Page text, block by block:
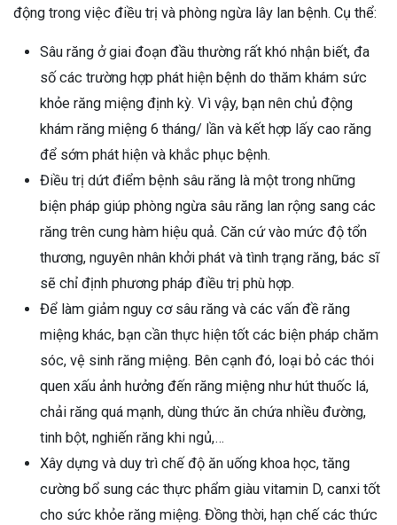
động trong việc điều trị và phòng ngừa lây lan bệnh. Cụ thể:
Sâu răng ở giai đoạn đầu thường rất khó nhận biết, đa
số các trường hợp phát hiện bệnh do thăm khám sức
khỏe răng miệng định kỳ. Vì vậy, bạn nên chủ động
khám răng miệng 6 tháng/ lần và kết hợp lấy cao răng
để sớm phát hiện và khắc phục bệnh.
Điều trị dứt điểm bệnh sâu răng là một trong những
biện pháp giúp phòng ngừa sâu răng lan rộng sang các
răng trên cung hàm hiệu quả. Căn cứ vào mức độ tổn
thương, nguyên nhân khởi phát và tình trạng răng, bác sĩ
sẽ chỉ định phương pháp điều trị phù hợp.
Để làm giảm nguy cơ sâu răng và các vấn đề răng
miệng khác, bạn cần thực hiện tốt các biện pháp chăm
sóc, vệ sinh răng miệng. Bên cạnh đó, loại bỏ các thói
quen xấu ảnh hưởng đến răng miệng như hút thuốc lá,
chải răng quá mạnh, dùng thức ăn chứa nhiều đường,
tinh bột, nghiến răng khi ngủ,…
Xây dựng và duy trì chế độ ăn uống khoa học, tăng
cường bổ sung các thực phẩm giàu vitamin D, canxi tốt
cho sức khỏe răng miệng. Đồng thời, hạn chế các thức